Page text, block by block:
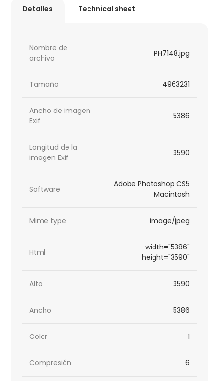
Detalles Technical sheet
Nombre de
archivo
PH7148.jpg
Tamaño 4963231
Ancho de imagen
Exif
5386
Longitud de la
imagen Exif
3590
Software
Adobe Photoshop CS5
Macintosh
Mime type image/jpeg
Html
width="5386"
height="3590"
Alto 3590
Ancho 5386
Color 1
Compresión 6